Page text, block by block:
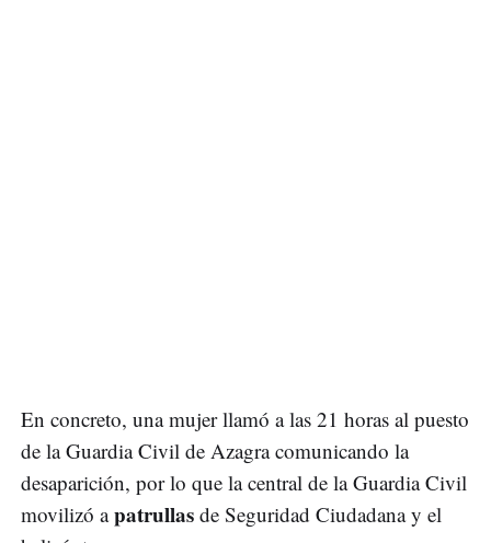
En concreto, una mujer llamó a las 21 horas al puesto
de la Guardia Civil de Azagra comunicando la
desaparición, por lo que la central de la Guardia Civil
movilizó apatrullas de Seguridad Ciudadana y el